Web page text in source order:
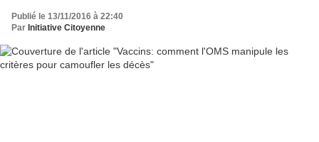
Publié le 13/11/2016 à 22:40
Par Initiative Citoyenne